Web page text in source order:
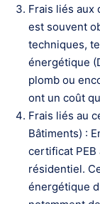
Frais liés aux
est souvent
techniques,
énergétique
plomb ou
ont un coût
Frais liés au
Bâtiments) :
certificat PEB
résidentiel.
énergétique